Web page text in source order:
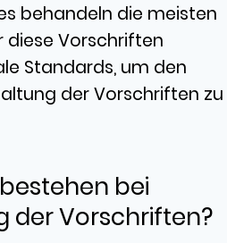
behandeln die meisten
diese Vorschriften
Standards, um den
der Vorschriften zu
bei
der Vorschriften?